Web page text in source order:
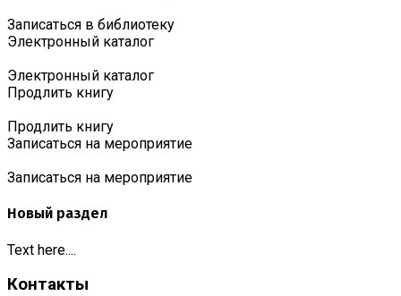
Записаться в библиотеку
Электронный каталог
Электронный каталог
Продлить книгу
Продлить книгу
Записаться на мероприятие
Записаться на мероприятие
Новый раздел
Text here....
Контакты